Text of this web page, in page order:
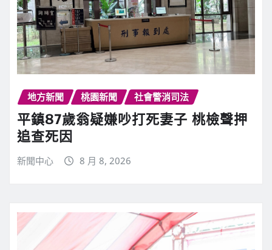
地方新聞 桃園新聞 社會警消司法
平鎮87歲翁疑嫌吵打死妻子 桃檢聲押
追查死因
新聞中心 8 月 8, 2026